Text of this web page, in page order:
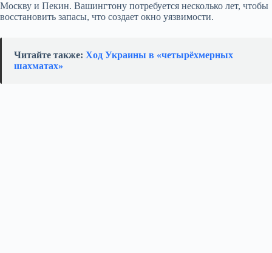
Москву и Пекин. Вашингтону потребуется несколько лет, чтобы
восстановить запасы, что создает окно уязвимости.
Читайте также: Ход Украины в «четырёхмерных
шахматах»